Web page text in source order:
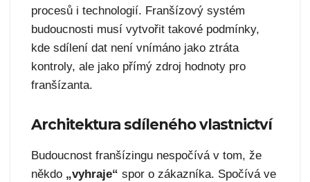
procesů i technologií. Franšízový systém
budoucnosti musí vytvořit takové podmínky,
kde sdílení dat není vnímáno jako ztráta
kontroly, ale jako přímý zdroj hodnoty pro
franšízanta.
Architektura sdíleného vlastnictví
Budoucnost franšízingu nespočívá v tom, že
někdo „vyhraje“ spor o zákazníka. Spočívá ve